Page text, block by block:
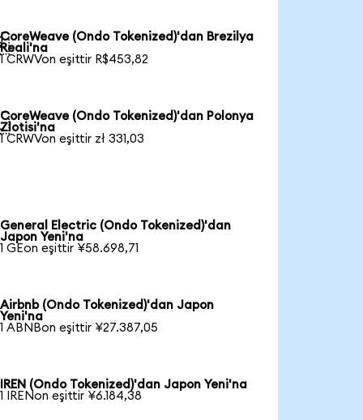
CoreWeave (Ondo Tokenized)'dan Brezilya
Reali'na
1 CRWVon eşittir R$453,82
CoreWeave (Ondo Tokenized)'dan Polonya
Zlotisi'na
1 CRWVon eşittir zł 331,03
General Electric (Ondo Tokenized)'dan
Japon Yeni'na
1 GEon eşittir ¥58.698,71
Airbnb (Ondo Tokenized)'dan Japon
Yeni'na
1 ABNBon eşittir ¥27.387,05
IREN (Ondo Tokenized)'dan Japon Yeni'na
1 IRENon eşittir ¥6.184,38